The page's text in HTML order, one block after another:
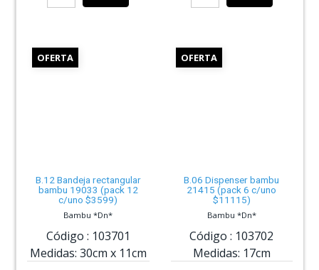
OFERTA
B.12 Bandeja rectangular
bambu 19033 (pack 12
c/uno $3599)
Bambu *Dn*
Código : 103701
Medidas: 30cm x 11cm
OFERTA
B.06 Dispenser bambu
21415 (pack 6 c/uno
$11115)
Bambu *Dn*
Código : 103702
Medidas: 17cm